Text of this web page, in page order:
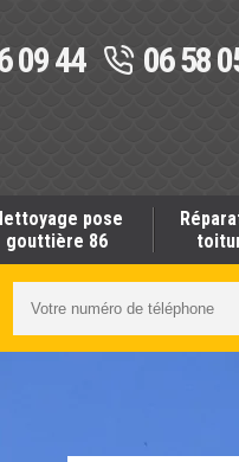
09 44 06 58
pose
gouttière 86